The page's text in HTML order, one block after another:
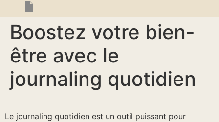
Boostez votre bien-
être avec le
journaling quotidien
Le journaling quotidien est un outil puissant pour